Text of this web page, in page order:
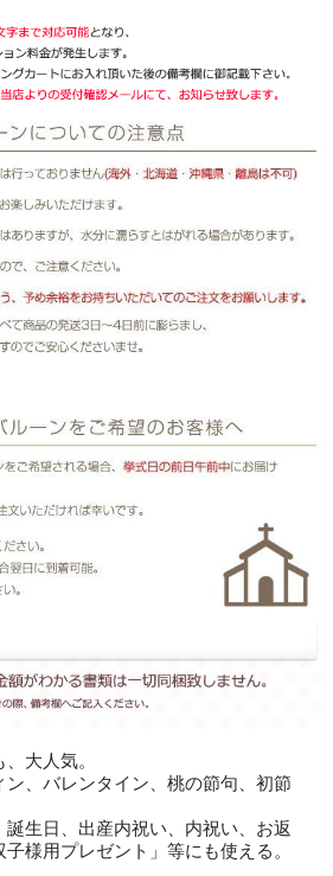
大人気。
ン、バレンタイン、桃の節句、初節
生日、出産内祝い、内祝い、お返
様用プレゼント」等にも使える。